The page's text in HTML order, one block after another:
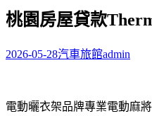
關
字:
桃園房屋貸款
2026-05-28汽車旅館admin
電動曬衣架品牌專業電動麻